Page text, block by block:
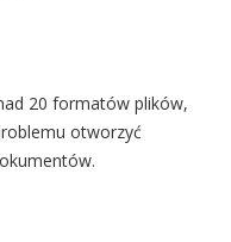
20 formatów plików,
otworzyć